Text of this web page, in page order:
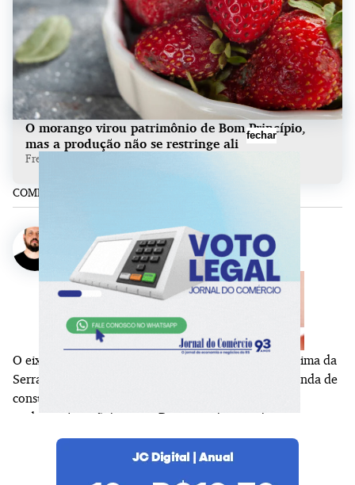
O morango virou patrimônio de Bom Princípio,
mas a produção não se restringe ali
Freepik/JC
COMPARTILHE:
Eduardo Torres
Repórter
O eixo entre o Vale do Caí, a Serra e os Campos de Cima da
Serra é palco do "duelo" das redes sociais e de uma onda de
consumo entre a novidade do morango do amor e a
tradicional maçã do amor. Do ponto de vista dos
produtores, a tendência exige estratégias para lidar com a
fechar